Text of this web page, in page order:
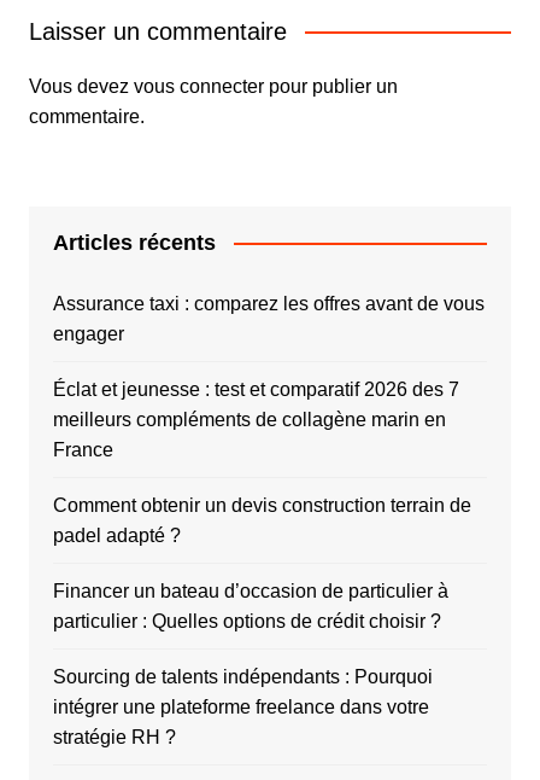
Laisser un commentaire
Vous devez vous connecterpour publier un
commentaire.
Articles récents
Assurance taxi : comparez les offres avant de vous
engager
Éclat et jeunesse : test et comparatif 2026 des 7
meilleurs compléments de collagène marin en
France
Comment obtenir un devis construction terrain de
padel adapté ?
Financer un bateau d’occasion de particulier à
particulier : Quelles options de crédit choisir ?
Sourcing de talents indépendants : Pourquoi
intégrer une plateforme freelance dans votre
stratégie RH ?